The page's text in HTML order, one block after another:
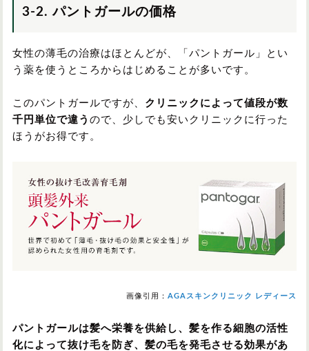
3-2. パントガールの価格
女性の薄毛の治療はほとんどが、「パントガール」とい
う薬を使うところからはじめることが多いです。
このパントガールですが、 クリニックによって値段が数
千円単位で違う ので、少しでも安いクリニックに行った
ほうがお得です。
画像引用： AGAスキンクリニック レディース
パントガールは髪へ栄養を供給し、髪を作る細胞の活性
化によって抜け毛を防ぎ、髪の毛を発毛させる効果があ